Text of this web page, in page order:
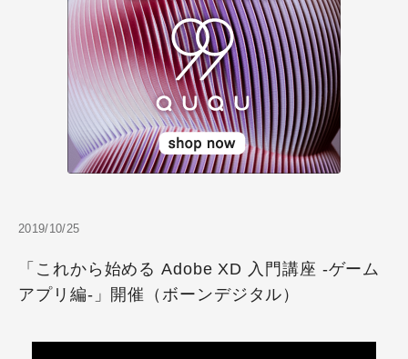
2019/10/25
「これから始める Adobe XD 入門講座 -ゲーム
アプリ編-」開催（ボーンデジタル）